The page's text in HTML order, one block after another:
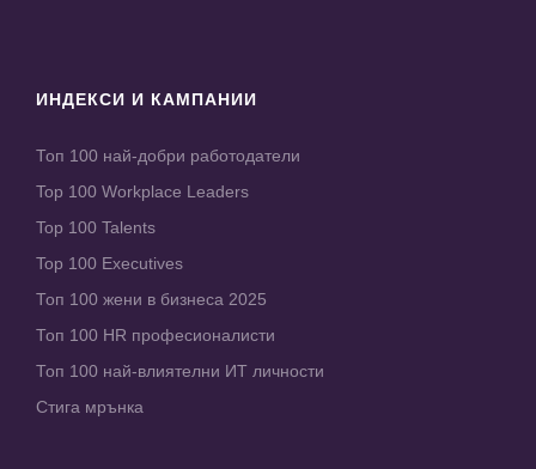
ИНДЕКСИ И КАМПАНИИ
Топ 100 най-добри работодатели
Top 100 Workplace Leaders
Top 100 Talents
Top 100 Executives
Топ 100 жени в бизнеса 2025
Топ 100 HR професионалисти
Топ 100 най-влиятелни ИТ личности
Стига мрънка